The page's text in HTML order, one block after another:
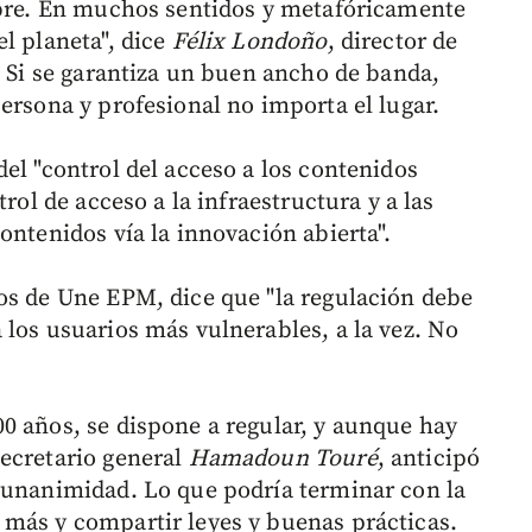
En muchos sentidos y metafóricamente
planeta", dice Félix Londoño, director de
se garantiza un buen ancho de banda,
y profesional no importa el lugar.
"control del acceso a los contenidos
de acceso a la infraestructura y a las
vía la innovación abierta".
de Une EPM, dice que "la regulación debe
usuarios más vulnerables, a la vez. No
años, se dispone a regular, y aunque hay
general Hamadoun Touré, anticipó
Lo que podría terminar con la
y compartir leyes y buenas prácticas.